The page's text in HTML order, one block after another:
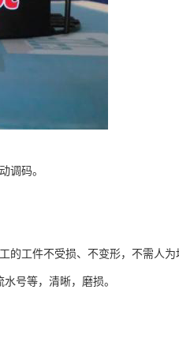
调码。
的工件不受损、不变形，不需人
号等，清晰，磨损。